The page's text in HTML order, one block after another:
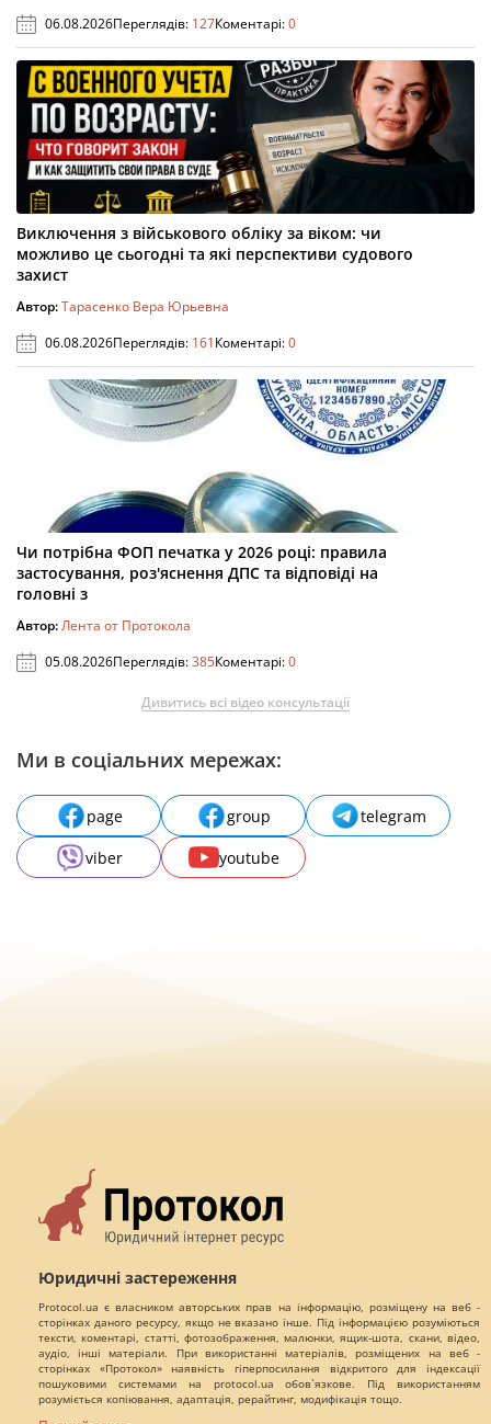
06.08.2026Переглядів: 127Коментарі:0
Виключення з військового обліку за віком: чи
можливо це сьогодні та які перспективи судового
захист
Автор:Тарасенко Вера Юрьевна
06.08.2026Переглядів: 161Коментарі:0
Чи потрібна ФОП печатка у 2026 році: правила
застосування, роз'яснення ДПС та відповіді на
головні з
Автор:Лента от Протокола
05.08.2026Переглядів:385Коментарі:0
Дивитись всі відео консультації
Ми в соціальних мережах:
page group
telegram
viber
youtube
Юридичні застереження
Protocol.ua є власником авторських прав на інформацію, розміщену на веб -
сторінках даного ресурсу, якщо не вказано інше. Під інформацією розуміються
тексти, коментарі, статті, фотозображення, малюнки, ящик-шота, скани, відео,
аудіо, інші матеріали. При використанні матеріалів, розміщених на веб -
сторінках «Протокол» наявність гіперпосилання відкритого для індексації
пошуковими системами на protocol.ua обов`язкове. Під використанням
розуміється копіювання, адаптація, рерайтинг, модифікація тощо.